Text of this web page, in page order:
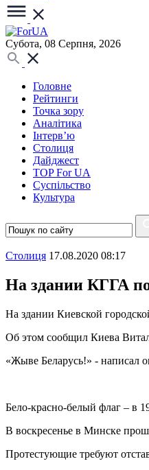
Субота, 08 Серпня, 2026
Головне
Рейтинги
Точка зору
Аналітика
Інтерв’ю
Столиця
Дайджест
TOP For UA
Суспiльство
Культура
Столиця 17.08.2020 08:17
На здании КГГА
На здании Киевской
Об этом сообщил Киева
«Жыве Беларусь!» - написал
Бело-красно-белый флаг – в
В воскресенье в Минске
Протестующие требуют